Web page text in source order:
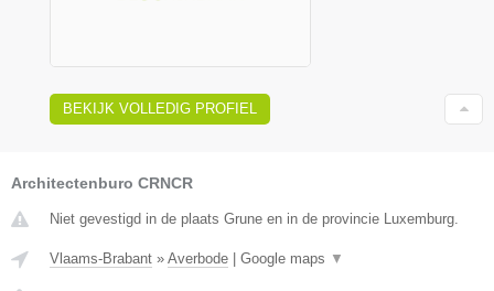
BEKIJK VOLLEDIG PROFIEL
Architectenburo CRNCR
Niet gevestigd in de plaats Grune en in de provincie Luxemburg.
Vlaams-Brabant » Averbode | Google maps ▼